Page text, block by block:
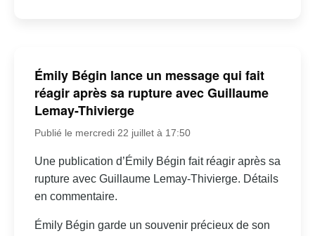
Émily Bégin lance un message qui fait
réagir après sa rupture avec Guillaume
Lemay-Thivierge
Publié le mercredi 22 juillet à 17:50
Une publication d’Émily Bégin fait réagir après sa
rupture avec Guillaume Lemay-Thivierge. Détails
en commentaire.
Émily Bégin garde un souvenir précieux de son